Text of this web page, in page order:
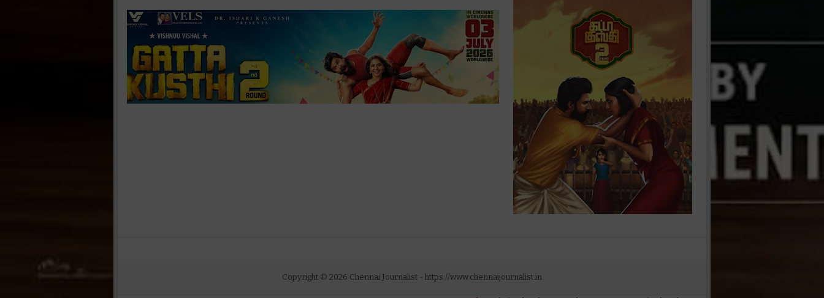
Copyright © 2026 Chennai Journalist - https://www.chennaijournalist.in